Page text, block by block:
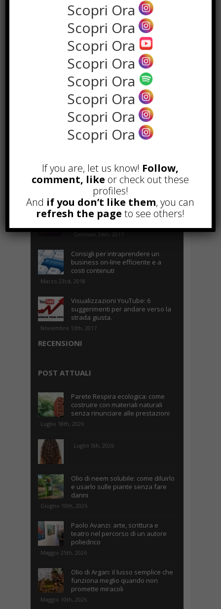
POPOLARI
Alcuni trucchi per avere un blog di
Comprare visite YouTube: i 5
vantaggi TOP!
Novembre 2nd, 2017
Parcheggiare low-cost a Torino
Gennaio 24th, 2017
Consigli per intraprendere un
business on-line efficiente e a
costi contenuti
Marzo 23rd, 2018
Visualizzazioni YouTube: 6
suggerimenti per andare verso la
strada giusta.
Novembre 13th, 2017
RECENSIONI
POST ATTUALI
Parete Respira ecologica: come
costruire con materiali naturali
senza rinunciare alle prestazioni
Luglio 18th, 2026
Luglio 5th, 2026
Olio di neem solubile: come diluirlo
e usarlo sulle piante senza fare
danni
Giugno 10th, 2026
Paolo Avanzi: arte, scrittura e
teatro nel percorso di un autore
poliedrico
Maggio 25th, 2026
Olio di Argan: il lusso semplice che
funziona meglio quando non
promette miracoli
Maggio 10th, 2026
Scopri Ora
Scopri Ora
Scopri Ora
Scopri Ora
Scopri Ora
Scopri Ora
Scopri Ora
Scopri Ora
If you are, let us know! Follow,
comment, like or check out these
profiles!
And if you don’t like them, you can
refresh the page to see others!